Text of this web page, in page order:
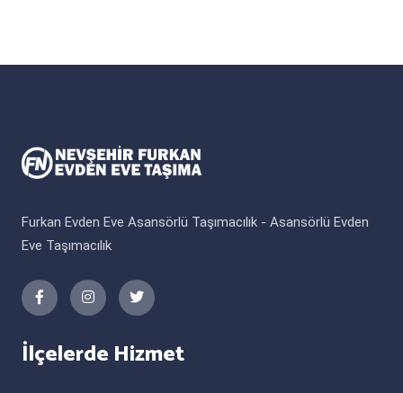
Furkan Evden Eve Asansörlü Taşımacılık - Asansörlü Evden
Eve Taşımacılık
İlçelerde Hizmet